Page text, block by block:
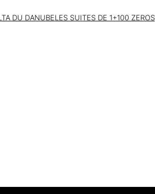
DU DANUBELES SUITES DE 1+100 ZEROS